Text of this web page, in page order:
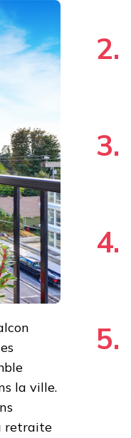
la ville.
retraite